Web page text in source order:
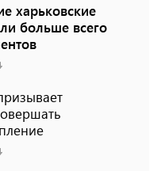
харьковские
больше всего